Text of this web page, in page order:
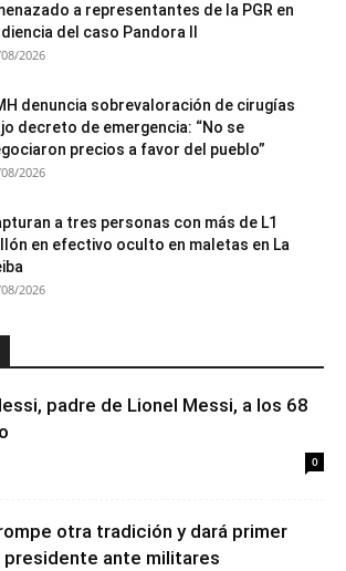
a representantes de la PGR en
del caso Pandora II
2026
denuncia sobrevaloración de cirugías
decreto de emergencia: “No se
precios a favor del pueblo”
2026
a tres personas con más de L1
en efectivo oculto en maletas en La
2026
padre de Lionel Messi, a los 68
0
otra tradición y dará primer
ante militares